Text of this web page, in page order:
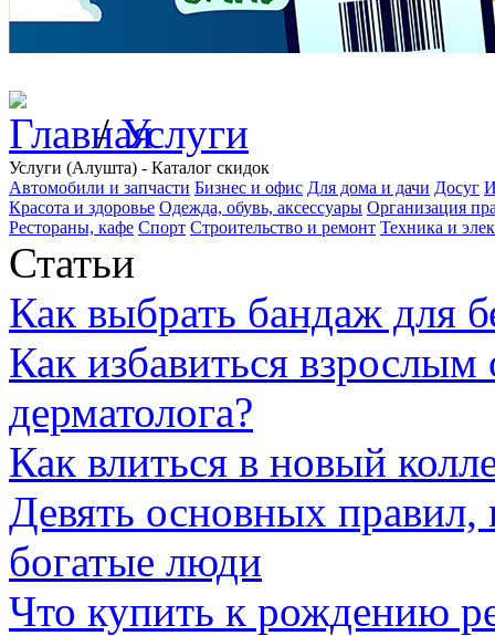
/Услуги
Услуги (Алушта) - Каталог скидок
Автомобили и запчасти Бизнес и офис Для дома и дачи Досуг
Красота и здоровье Одежда, обувь, аксессуары Организация
Рестораны, кафе Спорт Строительство и ремонт Техника и
Статьи
Как выбрать бандаж для
Как избавиться
дерматолога?
Как влиться в новый
Девять основных
богатые люди
Что купить к рождению